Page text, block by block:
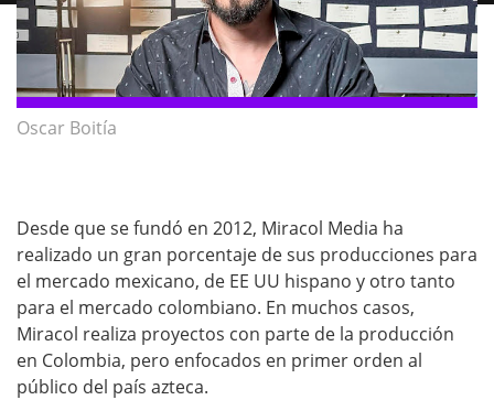
Oscar Boitía
Desde que se fundó en 2012, Miracol Media ha
realizado un gran porcentaje de sus producciones para
el mercado mexicano, de EE UU hispano y otro tanto
para el mercado colombiano. En muchos casos,
Miracol realiza proyectos con parte de la producción
en Colombia, pero enfocados en primer orden al
público del país azteca.